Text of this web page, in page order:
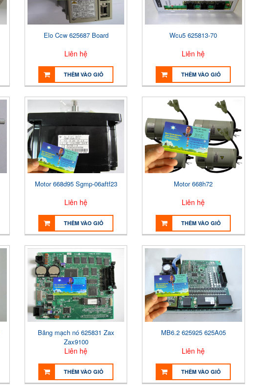
Elo Ccw 625687 Board
Liên hệ
THÊM VÀO GIỎ
Wcu5 625813-70
Liên hệ
THÊM VÀO GIỎ
Motor 668d95 Sgmp-06aftf23
Liên hệ
THÊM VÀO GIỎ
Motor 668h72
Liên hệ
THÊM VÀO GIỎ
Bảng mạch nó 625831 Zax
Zax9100
Liên hệ
THÊM VÀO GIỎ
MB6.2 625925 625A05
Liên hệ
THÊM VÀO GIỎ